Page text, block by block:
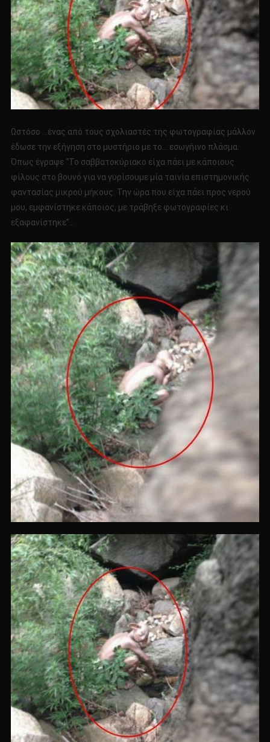
Ωστόσο …ένας από τους σχολιαστές της φωτογραφίας μάλλον
έδωσε την εξήγηση στο μυστήριο με το… εσωγήινο πλάσμα.
Όπως έγραψε “Το σαββατοκύριακο είχα πάει με κάποιους
φίλους στο βουνό για να γυρίσουμε μία ταινία επιστημονικής
φαντασίας μικρού μήκους. Την ώρα που είχα πάει προς νερού
μου, εμφανίστηκε κάποιος, με τράβηξε φωτογραφίες κι
εξαφανίστηκε”…